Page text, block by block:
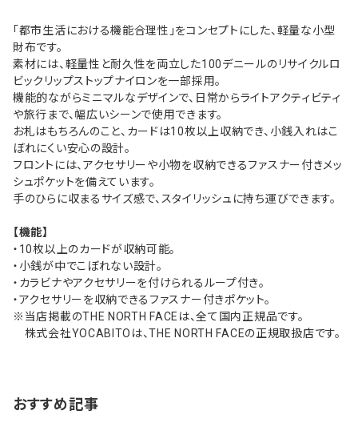
「都市生活における機能合理性」をコンセプトにした、軽量な小型
財布です。
素材には、軽量性と耐久性を両立した100デニールのリサイクルロ
ビックリップストップナイロンを一部採用。
機能的ながらミニマルなデザインで、日常からライトアクティビティ
や旅行まで、幅広いシーンで使用できます。
お札はもちろんのこと、カードは10枚以上収納でき、小銭入れはこ
ぼれにくい安心の設計。
フロントには、アクセサリーや小物を収納できるファスナー付きメッ
シュポケットを備えています。
手のひらに収まるサイズ感で、スタイリッシュに持ち運びできます。
【機能】
・10枚以上のカードが収納可能。
・小銭が中でこぼれない設計。
・カラビナやアクセサリーを付けられるループ付き。
・アクセサリーを収納できるファスナー付きポケット。
※当店掲載のTHE NORTH FACEは、全て国内正規品です。
株式会社YOCABITOは、THE NORTH FACEの正規取扱店です。
おすすめ記事